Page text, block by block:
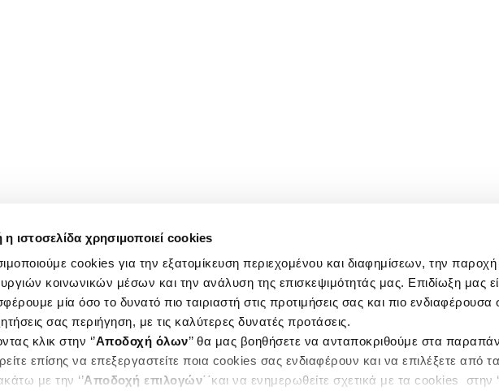
η ιστοσελίδα χρησιμοποιεί cookies
cookies για την εξατομίκευση περιεχομένου και διαφημίσεων, την παροχή
κοινωνικών μέσων και την ανάλυση της επισκεψιμότητάς μας. Επιδίωξη μας
μία όσο το δυνατό πιο ταιριαστή στις προτιμήσεις σας και πιο ενδιαφέρουσα
σας περιήγηση, με τις καλύτερες δυνατές προτάσεις.
κλικ στην ‘’Αποδοχή όλων’’ θα μας βοηθήσετε να ανταποκριθούμε στα
επίσης να επεξεργαστείτε ποια cookies σας ενδιαφέρουν και να επιλέξετε από τα
με την ‘’Αποδοχή επιλογών΄΄και να ενημερωθείτε σχετικά με τα cookies στην